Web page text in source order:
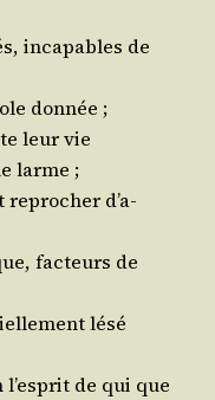
inca­pables de
donnée ;
leur vie
larme ;
repro­cher d’a­
fac­teurs de
lésé
de qui que